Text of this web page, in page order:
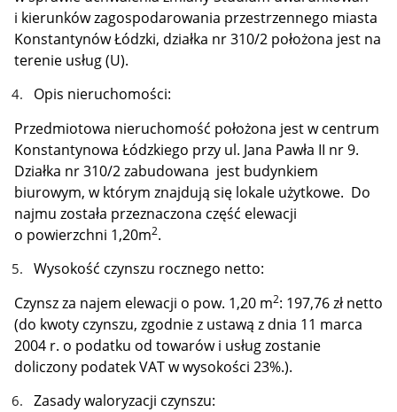
i kierunków zagospodarowania przestrzennego miasta
Konstantynów Łódzki, działka nr 310/2 położona jest na
terenie usług (U).
Opis nieruchomości:
Przedmiotowa nieruchomość położona jest w centrum
Konstantynowa Łódzkiego przy ul. Jana Pawła II nr 9.
Działka nr 310/2 zabudowana jest budynkiem
biurowym, w którym znajdują się lokale użytkowe. Do
najmu została przeznaczona część elewacji
o powierzchni 1,20m2.
Wysokość czynszu rocznego netto:
Czynsz za najem elewacji o pow. 1,20 m2: 197,76 zł netto
(do kwoty czynszu, zgodnie z ustawą z dnia 11 marca
2004 r. o podatku od towarów i usług zostanie
doliczony podatek VAT w wysokości 23%.).
Zasady waloryzacji czynszu: